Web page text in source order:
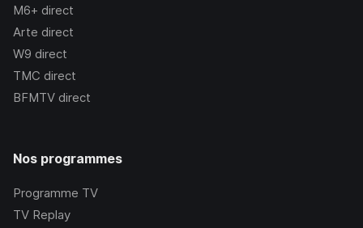
M6+ direct
Arte direct
W9 direct
TMC direct
BFMTV direct
Nos programmes
Programme TV
TV Replay